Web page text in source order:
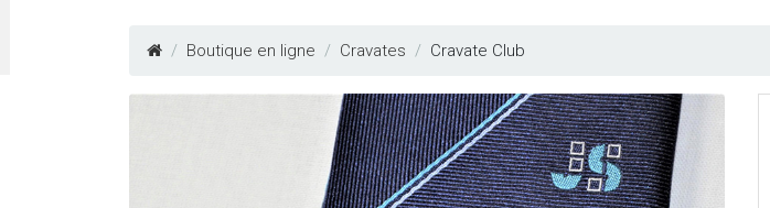
Boutique en ligne Cravates Cravate Club